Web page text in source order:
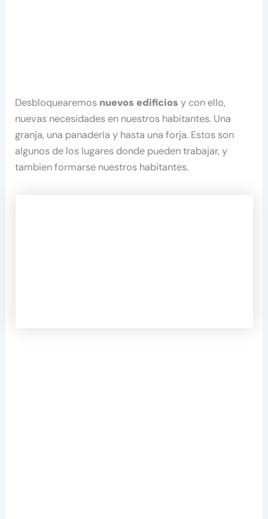
Desbloquearemos nuevos edificios y con ello,
nuevas necesidades en nuestros habitantes. Una
granja, una panadería y hasta una forja. Estos son
algunos de los lugares donde pueden trabajar, y
tambien formarse nuestros habitantes.